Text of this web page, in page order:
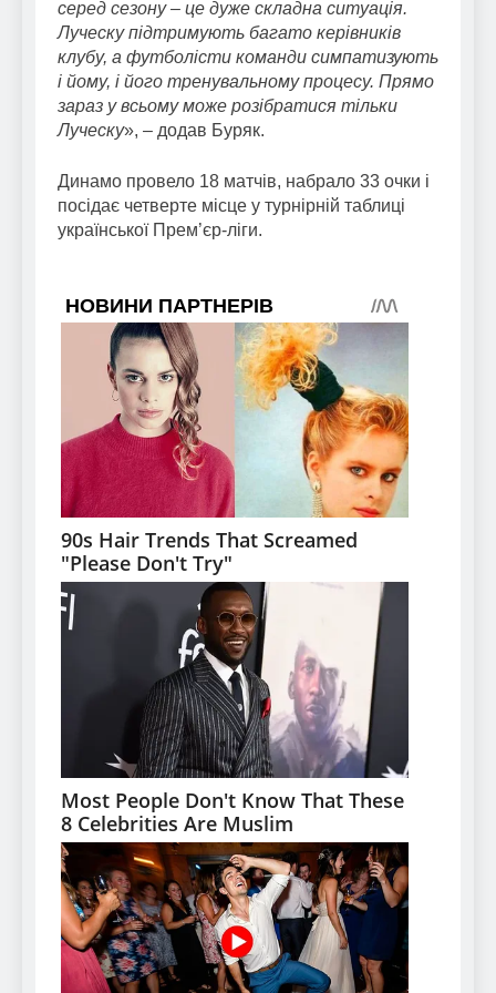
серед сезону – це дуже складна ситуація.
Луческу підтримують багато керівників
клубу, а футболісти команди симпатизують
і йому, і його тренувальному процесу. Прямо
зараз у всьому може розібратися тільки
Луческу», – додав Буряк.
Динамо провело 18 матчів, набрало 33 очки і
посідає четверте місце у турнірній таблиці
української Прем’єр-ліги.